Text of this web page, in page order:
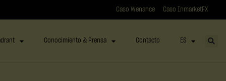
Caso Wenance Caso InmarketFX
Conocimiento & Prensa Contacto ES